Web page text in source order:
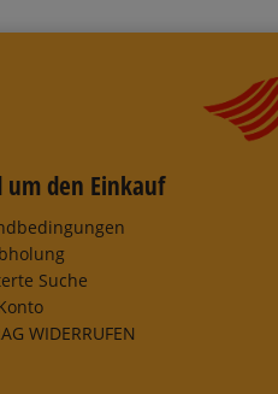
um den Einkauf
Suche
WIDERRUFEN